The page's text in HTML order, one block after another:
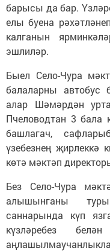
барысы да бар.
елы буена
калганын
эшлиләр.
Быел Село-Чура
балаларны автобус
алар Шәмәрдән
Пчеловодтан 3 бала
башлагач,
үзебезнең җирлеккә
көтә мәктәп
Без Село-Чура
алышынганы
саннарында күп
күзләребез